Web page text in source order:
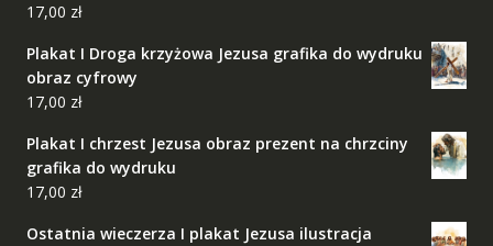
17,00 zł
Plakat I Droga krzyżowa Jezusa grafika do wydruku
obraz cyfrowy
17,00 zł
Plakat I chrzest Jezusa obraz prezent na chrzciny
grafika do wydruku
17,00 zł
Ostatnia wieczerza I plakat Jezusa ilustracja